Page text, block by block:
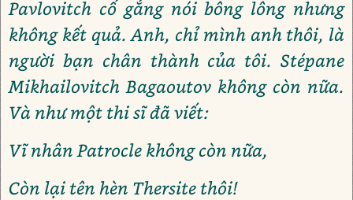
Pavlovitch cố gắng nói bông lông nhưng
không kết quả. Anh, chỉ mình anh thôi, là
người bạn chân thành của tôi. Stépane
Mikhailovitch Bagaoutov không còn nữa.
Và như một thi sĩ đã viết:
Vĩ nhân Patrocle không còn nữa,
Còn lại tên hèn Thersite thôi!